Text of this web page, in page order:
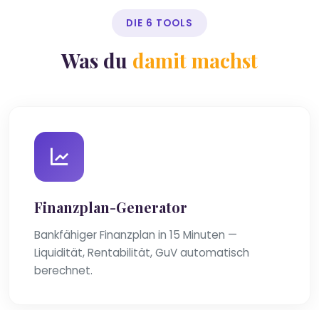
DIE 6 TOOLS
Was du damit machst
Finanzplan-Generator
Bankfähiger Finanzplan in 15 Minuten —
Liquidität, Rentabilität, GuV automatisch
berechnet.